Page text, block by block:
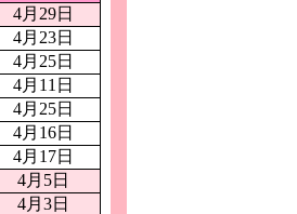
4月29日
4月23日
4月25日
4月11日
4月25日
4月16日
4月17日
4月5日
4月3日